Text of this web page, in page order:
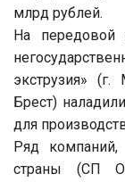
млрд рублей.
На передовой
экструзия»
Брест)
для
Ряд компаний,
страны (СП